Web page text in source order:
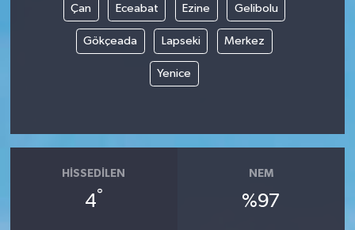
Çan Eceabat Ezine Gelibolu
Gökçeada Lapseki Merkez
Yenice
HISSEDILEN
4°
NEM
%97